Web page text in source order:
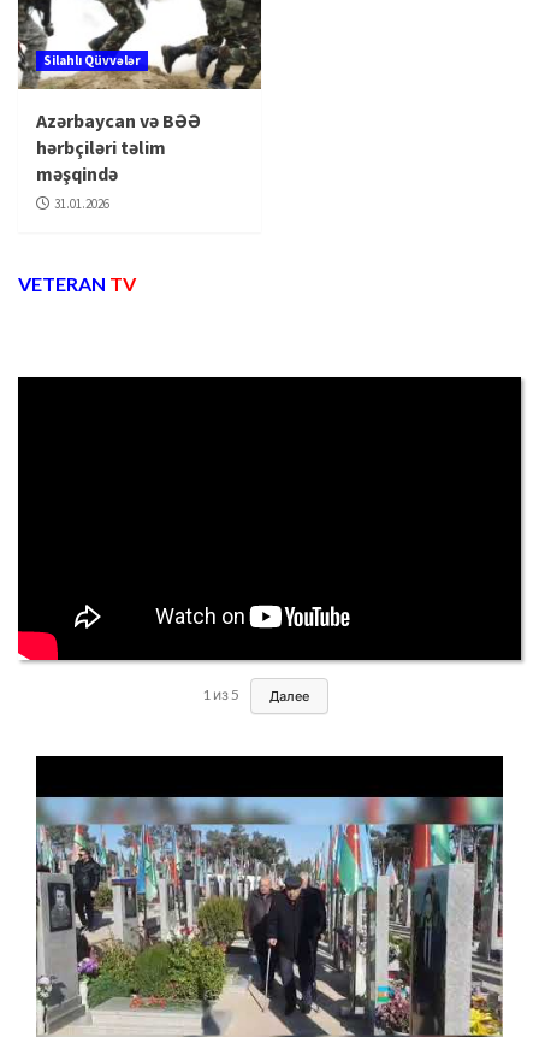
Silahlı Qüvvələr
Azərbaycan və BƏƏ
hərbçiləri təlim
məşqində
31.01.2026
VETERAN TV
1 из5 Далее